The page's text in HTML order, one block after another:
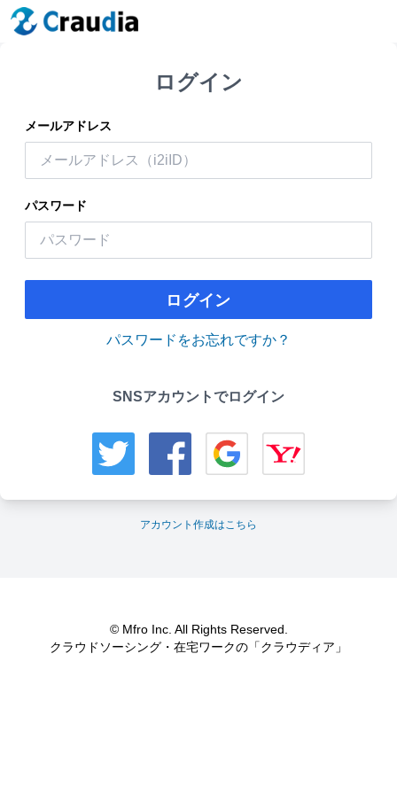
ログイン
メールアドレス
パスワード
ログイン
パスワードをお忘れですか？
SNSアカウントでログイン
アカウント作成はこちら
© Mfro Inc. All Rights Reserved.
クラウドソーシング・在宅ワークの「クラウディア」